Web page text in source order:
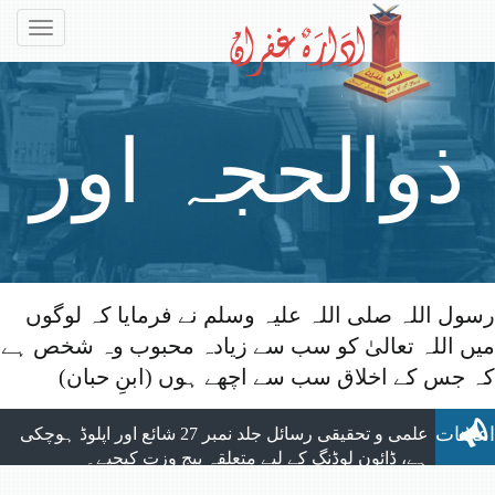
ذوالحجہ اور
قربانی کے
رسول اللہ صلی اللہ علیہ وسلم نے فرمایا کہ لوگوں
میں اللہ تعالیٰ کو سب سے زیادہ محبوب وہ شخص ہے
کہ جس کے اخلاق سب سے اچھے ہوں (ابنِ حبان)
اعلانات
الحمد للہ ماہنامہ التبلیغ کے تمام شماروں
کی اپلوڈنگ مکمل ہوچکی ہے، جو بآسانی ویب
سائٹ سے ڈائون لوڈ کیے جاسکتے ہیں۔
علمی و تحقیقی رسائل جلد نمبر 27 شائع اور اپلوڈ ہوچکی
ہے، ڈائون لوڈنگ کے لیے متعلقہ پیج وزت کیجیے۔